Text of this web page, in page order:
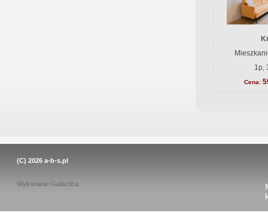
1p,
Cena:
(C) 2026 a-b-s.pl
Wykonanie Galactica